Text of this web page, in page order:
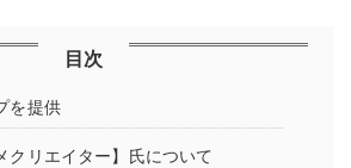
目次
を提供
クリエイター】氏について